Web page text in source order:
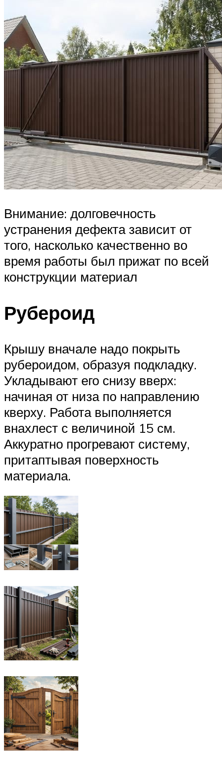
Внимание: долговечность
устранения дефекта зависит от
того, насколько качественно во
время работы был прижат по всей
конструкции материал
Рубероид
Крышу вначале надо покрыть
рубероидом, образуя подкладку.
Укладывают его снизу вверх:
начиная от низа по направлению
кверху. Работа выполняется
внахлест с величиной 15 см.
Аккуратно прогревают систему,
притаптывая поверхность
материала.